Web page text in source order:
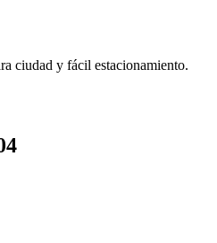
ciudad y fácil estacionamiento.